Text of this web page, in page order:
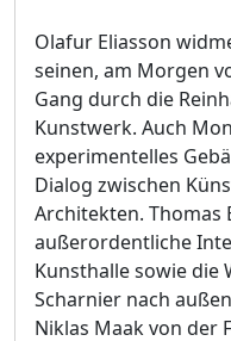
Olafur Eliasson
seinen, am Morgen
Gang durch die
Kunstwerk. Auch
experimentelles
Dialog zwischen
Architekten. Thomas
außerordentliche
Kunsthalle sowie die
Scharnier nach
Niklas Maak von der